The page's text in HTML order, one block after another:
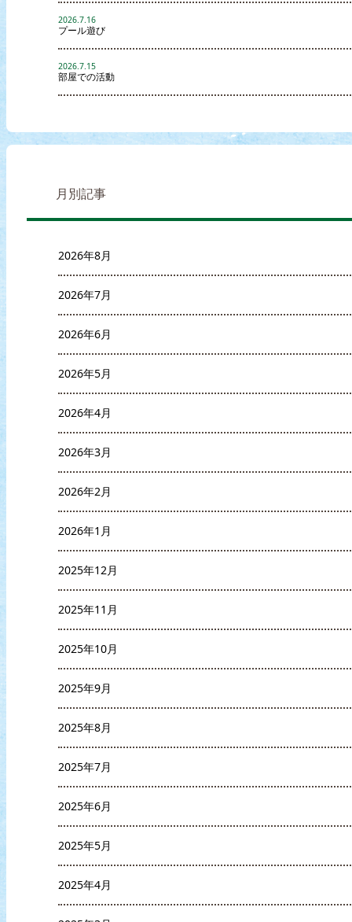
プール遊び
2026.7.16
部屋での活動
2026.7.15
月別記事
2026年8月
2026年7月
2026年6月
2026年5月
2026年4月
2026年3月
2026年2月
2026年1月
2025年12月
2025年11月
2025年10月
2025年9月
2025年8月
2025年7月
2025年6月
2025年5月
2025年4月